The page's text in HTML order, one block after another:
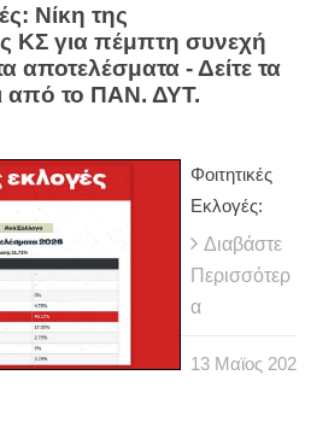
Νίκη της
ΚΣ για πέμπτη συνεχή
αποτελέσματα - Δείτε τα
από το ΠΑΝ. ΔΥΤ.
Φοιτητικές
Εκλογές:
Διαβάστε
Περισσότερ
α
13 Μαϊος 202